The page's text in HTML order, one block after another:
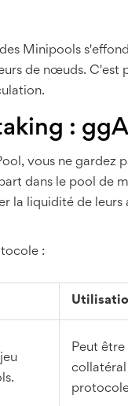
Minipools
de nœuds. C'est
:
vous ne gardez
dans le pool de
la liquidité de
:
Peut
collatéral